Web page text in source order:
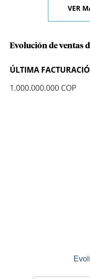
VER
Evolución de ventas
ÚLTIMA
1.000.000.000 COP